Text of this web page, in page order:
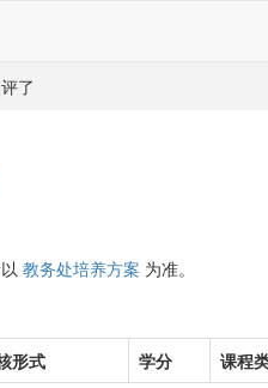
了
教务处培养方案 为准。
形式 学分 课程